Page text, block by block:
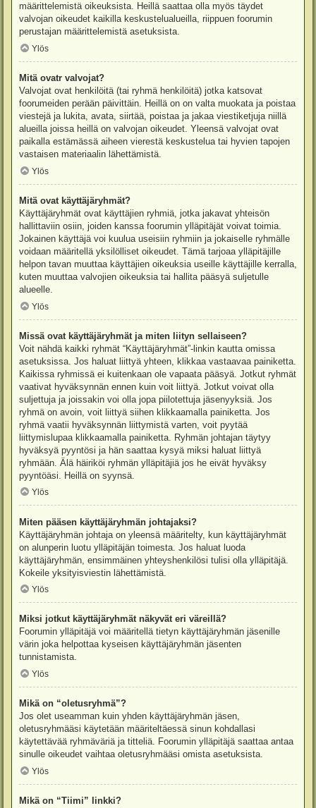
määrittelemistä oikeuksista. Heillä saattaa olla myös täydet
valvojan oikeudet kaikilla keskustelualueilla, riippuen foorumin
perustajan määrittelemistä asetuksista.
Ylös
Mitä ovatr valvojat?
Valvojat ovat henkilöitä (tai ryhmä henkilöitä) jotka katsovat
foorumeiden perään päivittäin. Heillä on on valta muokata ja poistaa
viestejä ja lukita, avata, siirtää, poistaa ja jakaa viestiketjuja niillä
alueilla joissa heillä on valvojan oikeudet. Yleensä valvojat ovat
paikalla estämässä aiheen vierestä keskustelua tai hyvien tapojen
vastaisen materiaalin lähettämistä.
Ylös
Mitä ovat käyttäjäryhmät?
Käyttäjäryhmät ovat käyttäjien ryhmiä, jotka jakavat yhteisön
hallittaviin osiin, joiden kanssa foorumin ylläpitäjät voivat toimia.
Jokainen käyttäjä voi kuulua useisiin ryhmiin ja jokaiselle ryhmälle
voidaan määritellä yksilölliset oikeudet. Tämä tarjoaa ylläpitäjille
helpon tavan muuttaa käyttäjien oikeuksia useille käyttäjille kerralla,
kuten muuttaa valvojien oikeuksia tai hallita pääsyä suljetulle
alueelle.
Ylös
Missä ovat käyttäjäryhmät ja miten liityn sellaiseen?
Voit nähdä kaikki ryhmät “Käyttäjäryhmät”-linkin kautta omissa
asetuksissa. Jos haluat liittyä yhteen, klikkaa vastaavaa painiketta.
Kaikissa ryhmissä ei kuitenkaan ole vapaata pääsyä. Jotkut ryhmät
vaativat hyväksynnän ennen kuin voit liittyä. Jotkut voivat olla
suljettuja ja joissakin voi olla jopa piilotettuja jäsenyyksiä. Jos
ryhmä on avoin, voit liittyä siihen klikkaamalla painiketta. Jos
ryhmä vaatii hyväksynnän liittymistä varten, voit pyytää
liittymislupaa klikkaamalla painiketta. Ryhmän johtajan täytyy
hyväksyä pyyntösi ja hän saattaa kysyä miksi haluat liittyä
ryhmään. Älä häiriköi ryhmän ylläpitäjiä jos he eivät hyväksy
pyyntöäsi. Heillä on syynsä.
Ylös
Miten pääsen käyttäjäryhmän johtajaksi?
Käyttäjäryhmän johtaja on yleensä määritelty, kun käyttäjäryhmät
on alunperin luotu ylläpitäjän toimesta. Jos haluat luoda
käyttäjäryhmän, ensimmäinen yhteyshenkilösi tulisi olla ylläpitäjä.
Kokeile yksityisviestin lähettämistä.
Ylös
Miksi jotkut käyttäjäryhmät näkyvät eri väreillä?
Foorumin ylläpitäjä voi määritellä tietyn käyttäjäryhmän jäsenille
värin joka helpottaa kyseisen käyttäjäryhmän jäsenten
tunnistamista.
Ylös
Mikä on “oletusryhmä”?
Jos olet useamman kuin yhden käyttäjäryhmän jäsen,
oletusryhmääsi käytetään määriteltäessä sinun kohdallasi
käytettävää ryhmäväriä ja titteliä. Foorumin ylläpitäjä saattaa antaa
sinulle oikeudet vaihtaa oletusryhmääsi omista asetuksista.
Ylös
Mikä on “Tiimi” linkki?